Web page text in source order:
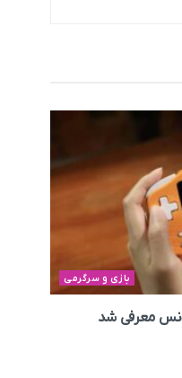
بازی و سرگرمی
معرفی شد